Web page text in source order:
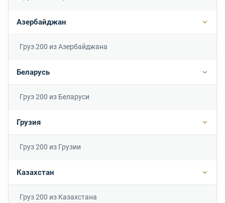
Азербайджан
Груз 200 из Азербайджана
Беларусь
Груз 200 из Беларуси
Грузия
Груз 200 из Грузии
Казахстан
Груз 200 из Казахстана